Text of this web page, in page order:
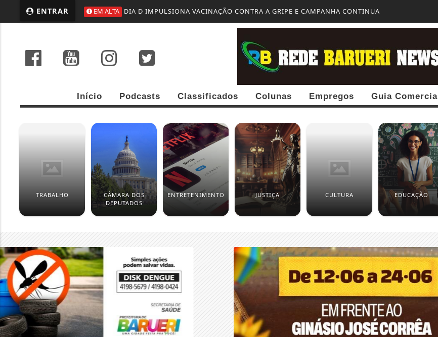
ENTRAR EM ALTA DIA D IMPULSIONA VACINAÇÃO CONTRA A GRIPE E CAMPANHA CONTINUA
Início Podcasts Classificados Colunas Empregos Guia Comercial
TRABALHO
CÂMARA DOS
DEPUTADOS
ENTRETENIMENTO JUSTIÇA CULTURA EDUCAÇÃO